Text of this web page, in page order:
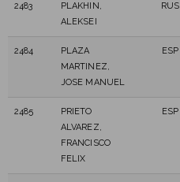
2483
PLAKHIN,
ALEKSEI
RUS
2484
PLAZA
MARTINEZ,
JOSE MANUEL
ESP
2485
PRIETO
ALVAREZ,
FRANCISCO
FELIX
ESP